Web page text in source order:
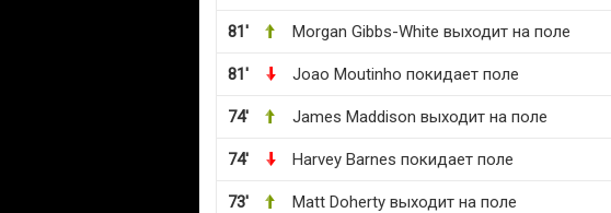
81' Morgan Gibbs-White выходит на поле
81' Joao Moutinho покидает поле
74' James Maddison выходит на поле
74' Harvey Barnes покидает поле
73' Matt Doherty выходит на поле